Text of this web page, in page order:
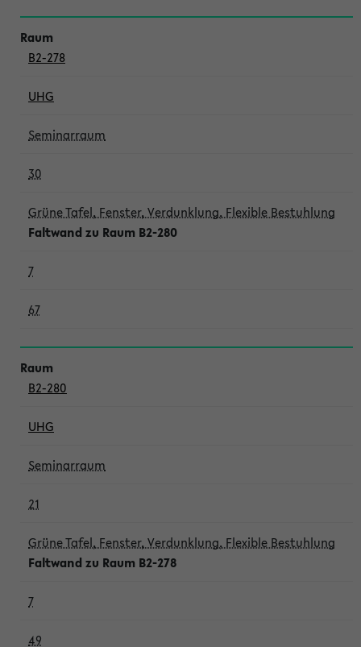
B2-278
UHG
Seminarraum
30
Grüne Tafel, Fenster, Verdunklung, Flexible Bestuhlung
Faltwand zu Raum B2-280
7
67
B2-280
UHG
Seminarraum
21
Grüne Tafel, Fenster, Verdunklung, Flexible Bestuhlung
Faltwand zu Raum B2-278
7
49